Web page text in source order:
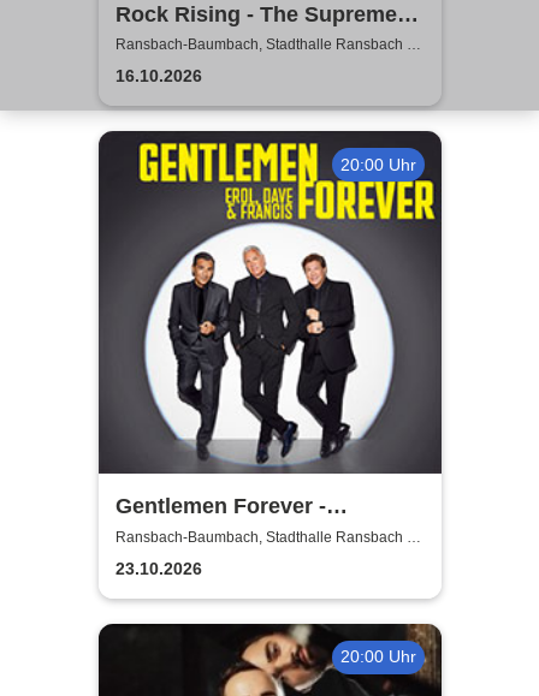
Rock Rising - The Supreme
Classic Rock Show
Ransbach-Baumbach, Stadthalle Ransbach -
Baumbach
16.10.2026
20:00 Uhr
Gentlemen Forever -
Mittendrin im Leben - Live
2026
Ransbach-Baumbach, Stadthalle Ransbach -
Baumbach
23.10.2026
20:00 Uhr